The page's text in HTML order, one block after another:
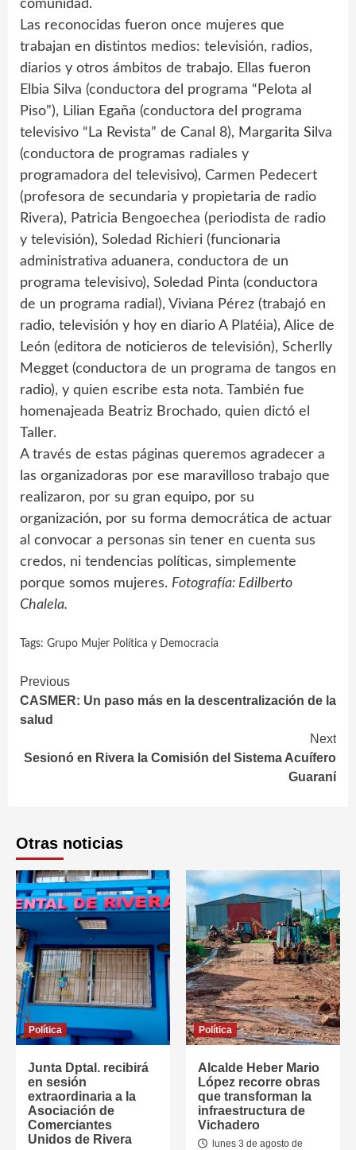
comunidad.
Las reconocidas fueron once mujeres que
trabajan en distintos medios: televisión, radios,
diarios y otros ámbitos de trabajo. Ellas fueron
Elbia Silva (conductora del programa “Pelota al
Piso”), Lilian Egaña (conductora del programa
televisivo “La Revista” de Canal 8), Margarita Silva
(conductora de programas radiales y
programadora del televisivo), Carmen Pedecert
(profesora de secundaria y propietaria de radio
Rivera), Patricia Bengoechea (periodista de radio
y televisión), Soledad Richieri (funcionaria
administrativa aduanera, conductora de un
programa televisivo), Soledad Pinta (conductora
de un programa radial), Viviana Pérez (trabajó en
radio, televisión y hoy en diario A Platéia), Alice de
León (editora de noticieros de televisión), Scherlly
Megget (conductora de un programa de tangos en
radio), y quien escribe esta nota. También fue
homenajeada Beatriz Brochado, quien dictó el
Taller.
A través de estas páginas queremos agradecer a
las organizadoras por ese maravilloso trabajo que
realizaron, por su gran equipo, por su
organización, por su forma democrática de actuar
al convocar a personas sin tener en cuenta sus
credos, ni tendencias políticas, simplemente
porque somos mujeres. Fotografía: Edilberto
Chalela.
Tags: Grupo Mujer Política y Democracia
Continue
Reading
Previous
CASMER: Un paso más en la descentralización de la
salud
Next
Sesionó en Rivera la Comisión del Sistema Acuífero
Guaraní
Otras noticias
Política
Junta Dptal. recibirá
en sesión
extraordinaria a la
Asociación de
Comerciantes
Unidos de Rivera
Política
Alcalde Heber Mario
López recorre obras
que transforman la
infraestructura de
Vichadero
lunes 3 de agosto de